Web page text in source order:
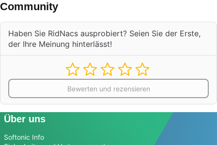
Community
Haben Sie RidNacs ausprobiert? Seien Sie der Erste,
der Ihre Meinung hinterlässt!
Bewerten und rezensieren
Über uns
Softonic Info